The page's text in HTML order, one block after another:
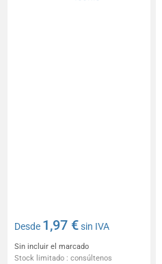
Desde 1,97 €sin IVA
Sin incluir el marcado
Stock limitado : consúltenos